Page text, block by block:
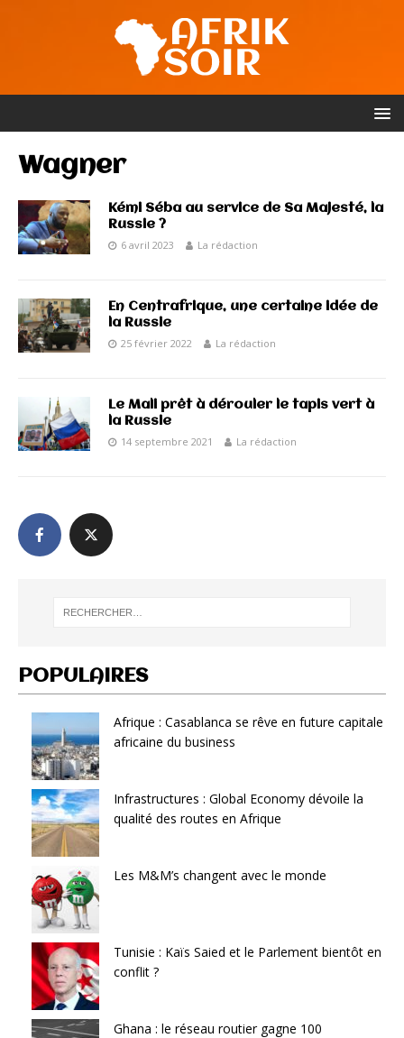
Wagner
Kémi Séba au service de Sa Majesté, la
Russie ?
6 avril 2023 La rédaction
En Centrafrique, une certaine idée de
la Russie
25 février 2022 La rédaction
Le Mali prêt à dérouler le tapis vert à
la Russie
14 septembre 2021 La rédaction
POPULAIRES
Afrique : Casablanca se rêve en future capitale
africaine du business
Infrastructures : Global Economy dévoile la
qualité des routes en Afrique
Les M&M’s changent avec le monde
Tunisie : Kaïs Saied et le Parlement bientôt en
conflit ?
Ghana : le réseau routier gagne 100